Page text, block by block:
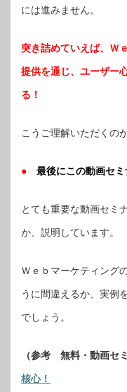
には進みません。
突き詰めていえば、Ｗ
提供を通じ、ユーザー
る！
こうご理解いただくの
● 最後にこの動画セミ
とても重要な動画セミ
か、説明しています。
Ｗｅｂマーケティング
うに間違えるか、実例
でしょう。
（参考 無料・動画セ
核心！